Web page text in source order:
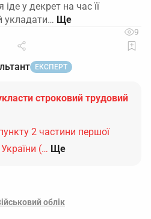
у декрет на час її
укладати…
9
ЕКСПЕРТ
строковий трудовий
2 частини першої
(… Ще
облік